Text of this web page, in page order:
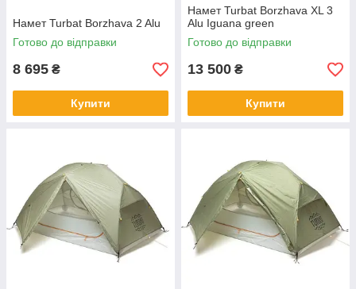
Намет Turbat Borzhava 2 Alu
Готово до відправки
8 695 ₴
Купити
Намет Turbat Borzhava XL 3
Alu Iguana green
Готово до відправки
13 500 ₴
Купити